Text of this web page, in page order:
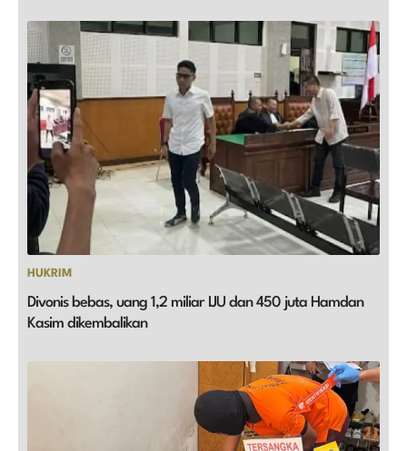
HUKRIM
Divonis bebas, uang 1,2 miliar IJU dan 450 juta Hamdan
Kasim dikembalikan